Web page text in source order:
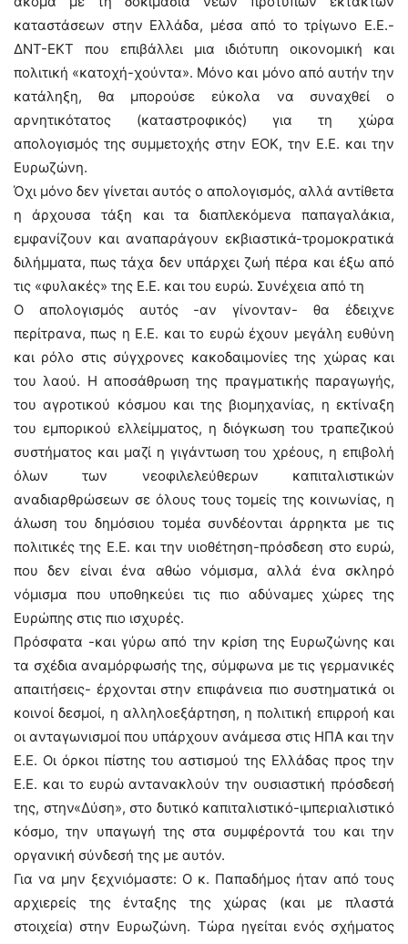
καταστάσεων στην Ελλάδα, μέσα από το τρίγωνο Ε.Ε.-
ΔΝΤ-ΕΚΤ που επιβάλλει μια ιδιότυπη οικονομική και
πολιτική «κατοχή-χούντα». Μόνο και μόνο από αυτήν την
κατάληξη, θα μπορούσε εύκολα να συναχθεί ο
αρνητικότατος (καταστροφικός) για τη χώρα
απολογισμός της συμμετοχής στην ΕΟΚ, την Ε.Ε. και την
Ευρωζώνη.
Όχι μόνο δεν γίνεται αυτός ο απολογισμός, αλλά αντίθετα
η άρχουσα τάξη και τα διαπλεκόμενα παπαγαλάκια,
εμφανίζουν και αναπαράγουν εκβιαστικά-τρομοκρατικά
διλήμματα, πως τάχα δεν υπάρχει ζωή πέρα και έξω από
τις «φυλακές» της Ε.Ε. και του ευρώ. Συνέχεια από τη
Ο απολογισμός αυτός -αν γίνονταν- θα έδειχνε
περίτρανα, πως η Ε.Ε. και το ευρώ έχουν μεγάλη ευθύνη
και ρόλο στις σύγχρονες κακοδαιμονίες της χώρας και
του λαού. Η αποσάθρωση της πραγματικής παραγωγής,
του αγροτικού κόσμου και της βιομηχανίας, η εκτίναξη
του εμπορικού ελλείμματος, η διόγκωση του τραπεζικού
συστήματος και μαζί η γιγάντωση του χρέους, η επιβολή
όλων των νεοφιλελεύθερων καπιταλιστικών
αναδιαρθρώσεων σε όλους τους τομείς της κοινωνίας, η
άλωση του δημόσιου τομέα συνδέονται άρρηκτα με τις
πολιτικές της Ε.Ε. και την υιοθέτηση-πρόσδεση στο ευρώ,
που δεν είναι ένα αθώο νόμισμα, αλλά ένα σκληρό
νόμισμα που υποθηκεύει τις πιο αδύναμες χώρες της
Ευρώπης στις πιο ισχυρές.
Πρόσφατα -και γύρω από την κρίση της Ευρωζώνης και
τα σχέδια αναμόρφωσής της, σύμφωνα με τις γερμανικές
απαιτήσεις- έρχονται στην επιφάνεια πιο συστηματικά οι
κοινοί δεσμοί, η αλληλοεξάρτηση, η πολιτική επιρροή και
οι ανταγωνισμοί που υπάρχουν ανάμεσα στις ΗΠΑ και την
Ε.Ε. Οι όρκοι πίστης του αστισμού της Ελλάδας προς την
Ε.Ε. και το ευρώ αντανακλούν την ουσιαστική πρόσδεσή
της, στην«Δύση», στο δυτικό καπιταλιστικό-ιμπεριαλιστικό
κόσμο, την υπαγωγή της στα συμφέροντά του και την
οργανική σύνδεσή της με αυτόν.
Για να μην ξεχνιόμαστε: Ο κ. Παπαδήμος ήταν από τους
αρχιερείς της ένταξης της χώρας (και με πλαστά
στοιχεία) στην Ευρωζώνη. Τώρα ηγείται ενός σχήματος